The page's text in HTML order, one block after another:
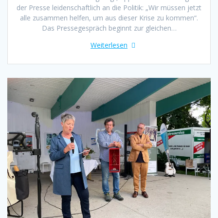
der Presse leidenschaftlich an die Politik: „Wir müssen jetzt
alle zusammen helfen, um aus dieser Krise zu kommen“.
Das Pressegespräch beginnt zur gleichen…
Weiterlesen